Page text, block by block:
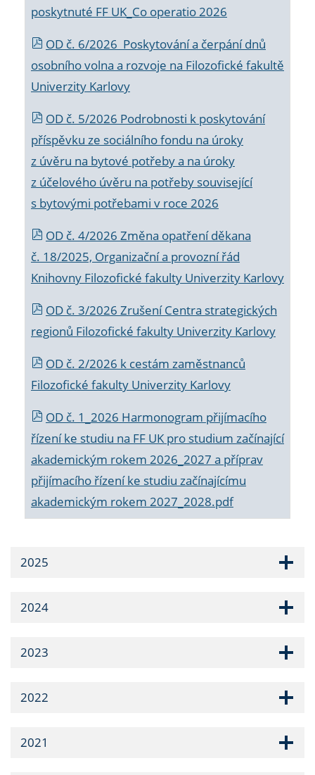
poskytnuté FF UK_Co operatio 2026
OD č. 6/2026 Poskytování a čerpání dnů
osobního volna a rozvoje na Filozofické fakultě
Univerzity Karlovy
OD č. 5/2026 Podrobnosti k poskytování
příspěvku ze sociálního fondu na úroky
z úvěru na bytové potřeby a na úroky
z účelového úvěru na potřeby související
s bytovými potřebami v roce 2026
OD č. 4/2026 Změna opatření děkana
č. 18/2025, Organizační a provozní řád
Knihovny Filozofické fakulty Univerzity Karlovy
OD č. 3/2026 Zrušení Centra strategických
regionů Filozofické fakulty Univerzity Karlovy
OD č. 2/2026 k cestám zaměstnanců
Filozofické fakulty Univerzity Karlovy
OD č. 1_2026 Harmonogram přijímacího
řízení ke studiu na FF UK pro studium začínající
akademickým rokem 2026_2027 a příprav
přijímacího řízení ke studiu začínajícímu
akademickým rokem 2027_2028.pdf
2025
2024
2023
2022
2021